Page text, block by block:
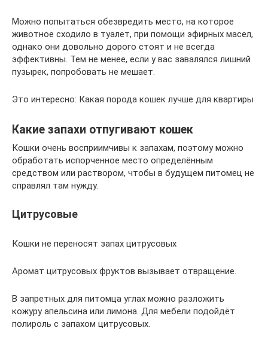
Можно попытаться обезвредить место, на которое
животное сходило в туалет, при помощи эфирных масел,
однако они довольно дорого стоят и не всегда
эффективны. Тем не менее, если у вас завалялся лишний
пузырек, попробовать не мешает.
Это интересно: Какая порода кошек лучше для квартиры
Какие запахи отпугивают кошек
Кошки очень восприимчивы к запахам, поэтому можно
обработать испорченное место определённым
средством или раствором, чтобы в будущем питомец не
справлял там нужду.
Цитрусовые
Кошки не переносят запах цитрусовых
Аромат цитрусовых фруктов вызывает отвращение.
В запретных для питомца углах можно разложить
кожуру апельсина или лимона. Для мебели подойдёт
полироль с запахом цитрусовых.